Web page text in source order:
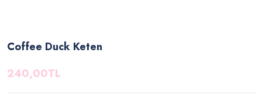
Coffee Duck Keten
240,00TL